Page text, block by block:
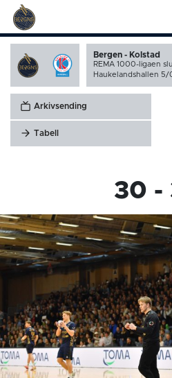
Bergen - Kolstad
REMA 1000-ligaen
Haukelandshallen 5/
Arkivsending
Tabell
30 -